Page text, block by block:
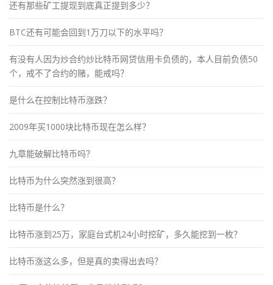
还有那些矿工提现到底真正提到多少？
BTC还有可能会回到1万刀以下的水平吗？
有没有人因为炒合约炒比特币网贷信用卡负债的，本人目前负债50
个，戒不了合约的赌，能戒吗？
是什么在控制比特币涨跌？
2009年买1000块比特币现在怎么样？
九章能破解比特币吗？
比特币为什么突然涨到很高？
比特币是什么？
比特币涨到25万，家庭台式机24小时挖矿，多久能挖到一枚？
比特币涨这么多，但是真的卖得出去吗？